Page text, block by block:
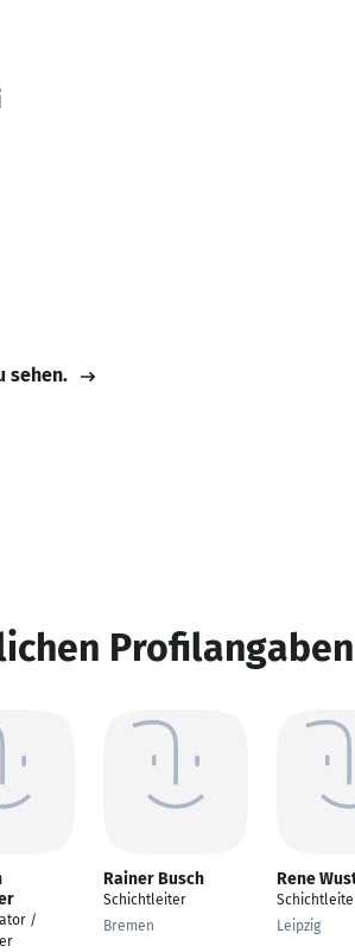
sehen.
Profilangaben
/
Rainer Busch
Schichtleiter
Bremen
Rene
Leipzig